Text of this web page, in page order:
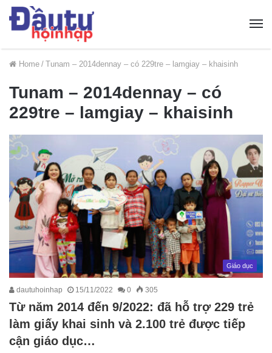
Home / Tunam – 2014dennay – có 229tre – lamgiay – khaisinh
Tunam – 2014dennay – có
229tre – lamgiay – khaisinh
Giáo dục
dautuhoinhap 15/11/2022 0 305
Từ năm 2014 đến 9/2022: đã hỗ trợ 229 trẻ
làm giấy khai sinh và 2.100 trẻ được tiếp
cận giáo dục…